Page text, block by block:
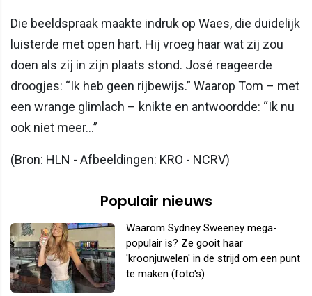
Die beeldspraak maakte indruk op Waes, die duidelijk
luisterde met open hart. Hij vroeg haar wat zij zou
doen als zij in zijn plaats stond. José reageerde
droogjes: “Ik heb geen rijbewijs.” Waarop Tom – met
een wrange glimlach – knikte en antwoordde: “Ik nu
ook niet meer…”
(Bron: HLN - Afbeeldingen: KRO - NCRV)
Populair nieuws
Waarom Sydney Sweeney mega-
populair is? Ze gooit haar
'kroonjuwelen' in de strijd om een punt
te maken (foto's)